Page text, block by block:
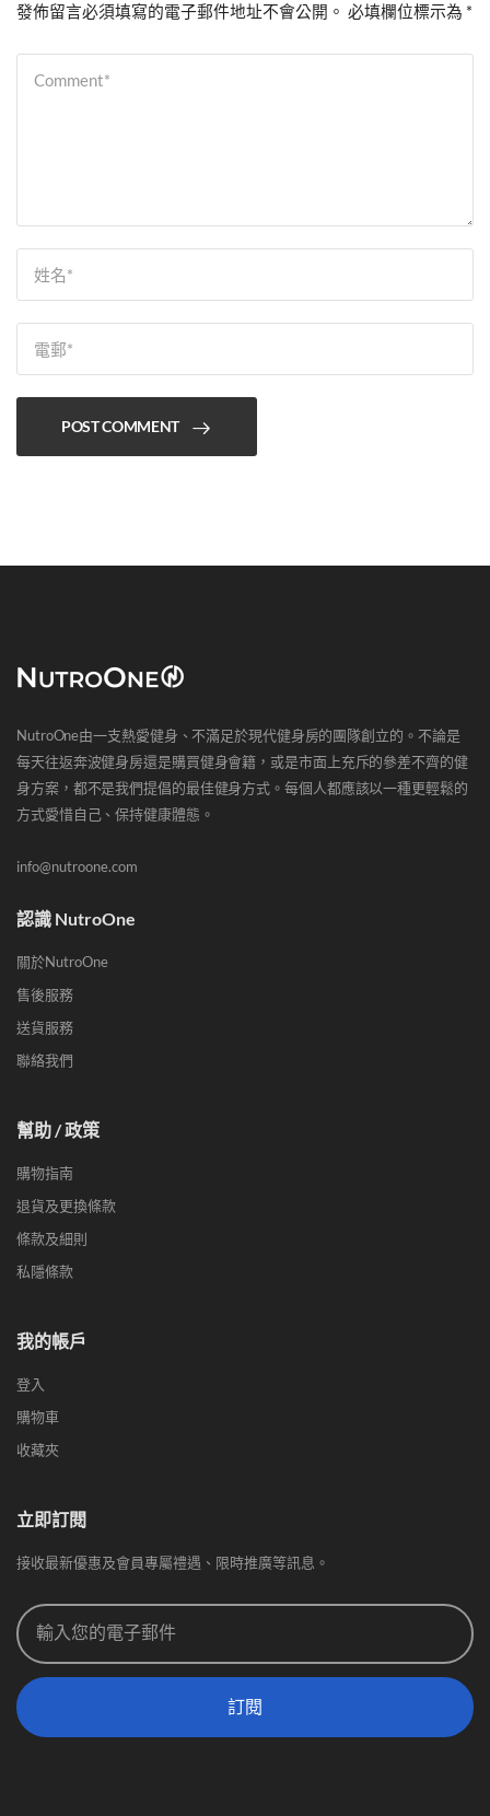
發佈留言必須填寫的電子郵件地址不會公開。 必填欄位標示為 *
POST COMMENT
NutroOne由一支熱愛健身、不滿足於現代健身房的團隊創立的。不論是
每天往返奔波健身房還是購買健身會籍，或是市面上充斥的參差不齊的健
身方案，都不是我們提倡的最佳健身方式。每個人都應該以一種更輕鬆的
方式愛惜自己、保持健康體態。
info@nutroone.com
認識 NutroOne
關於NutroOne
售後服務
送貨服務
聯絡我們
幫助 / 政策
購物指南
退貨及更換條款
條款及細則
私隱條款
我的帳戶
登入
購物車
收藏夾
立即訂閱
接收最新優惠及會員專屬禮遇、限時推廣等訊息。
訂閱